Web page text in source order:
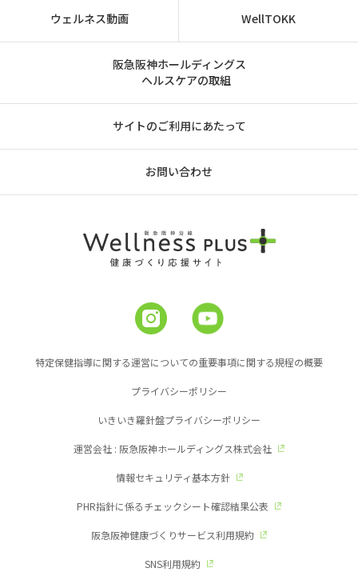
ウェルネス動画 WellTOKK
阪急阪神ホールディングス
ヘルスケアの取組
サイトのご利用にあたって
お問い合わせ
特定保健指導に関する運営についての重要事項に関する規程の概要
プライバシーポリシー
いきいき羅針盤プライバシーポリシー
運営会社 : 阪急阪神ホールディングス株式会社
情報セキュリティ基本方針
PHR指針に係るチェックシート確認結果公表
阪急阪神健康づくりサービス利用規約
SNS利用規約